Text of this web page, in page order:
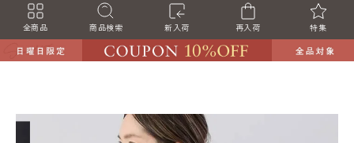
全商品 商品検索 新入荷 再入荷 特集